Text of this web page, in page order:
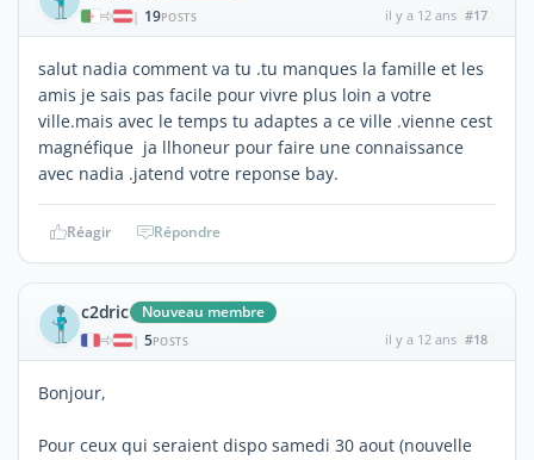
| 19POSTS il y a 12 ans #17
salut nadia comment va tu .tu manques la famille et les
amis je sais pas facile pour vivre plus loin a votre
ville.mais avec le temps tu adaptes a ce ville .vienne cest
magnéfique ja llhoneur pour faire une connaissance
avec nadia .jatend votre reponse bay.
Réagir Répondre
c2dric Nouveau membre
| 5POSTS il y a 12 ans #18
Bonjour,
Pour ceux qui seraient dispo samedi 30 aout (nouvelle